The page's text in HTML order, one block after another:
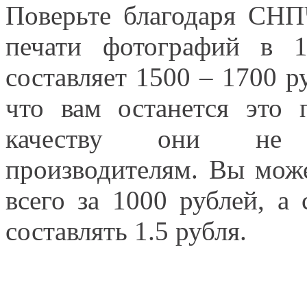
Поверьте благодаря
печати фотографий в
составляет 1500 – 1700
что вам останется это
качеству они не
производителям. Вы
всего за 1000 рублей, а
составлять 1.5 рубля.